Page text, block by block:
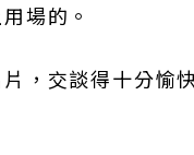
場的。
，交談得十分愉